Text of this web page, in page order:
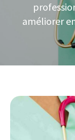
améliorer